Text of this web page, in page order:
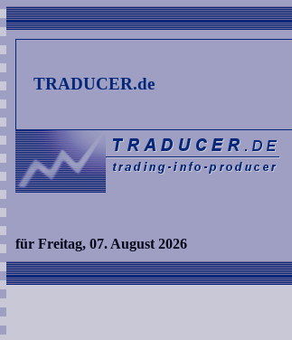
TRADUCER.de
für Freitag, 07. August 2026